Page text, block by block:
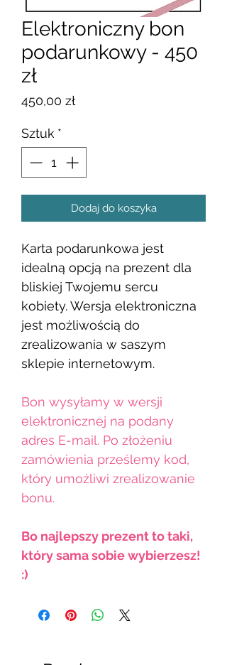
Elektroniczny bon
podarunkowy - 450
zł
450,00 złCena
Sztuk *
Dodaj do koszyka
Karta podarunkowa jest
idealną opcją na prezent dla
bliskiej Twojemu sercu
kobiety. Wersja elektroniczna
jest możliwością do
zrealizowania w saszym
sklepie internetowym.
Bon wysyłamy w wersji
elektronicznej na podany
adres E-mail. Po złożeniu
zamówienia prześlemy kod,
który umożliwi zrealizowanie
bonu.
Bo najlepszy prezent to taki,
który sama sobie wybierzesz!
:)